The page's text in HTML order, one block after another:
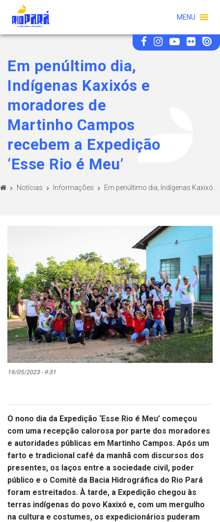
MENU
Em penúltimo dia,
Indígenas Kaxixós e
moradores de
Martinho Campos
recebem a Expedição
‘Esse Rio é Meu’
Notícias Informações Em penúltimo dia, Indígenas Kaxixó...
19/05/2023 - 9:31
O nono dia da Expedição ‘Esse Rio é Meu’ começou
com uma recepção calorosa por parte dos moradores
e autoridades públicas em Martinho Campos. Após um
farto e tradicional café da manhã com discursos dos
presentes, os laços entre a sociedade civil, poder
público e o Comitê da Bacia Hidrográfica do Rio Pará
foram estreitados. À tarde, a Expedição chegou às
terras indígenas do povo Kaxixó e, com um mergulho
na cultura e costumes, os expedicionários puderam